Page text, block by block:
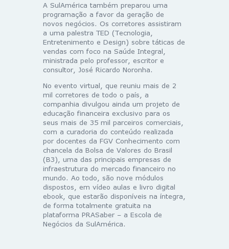
A SulAmérica também preparou uma
programação a favor da geração de
novos negócios. Os corretores assistiram
a uma palestra TED (Tecnologia,
Entretenimento e Design) sobre táticas de
vendas com foco na Saúde Integral,
ministrada pelo professor, escritor e
consultor, José Ricardo Noronha.
No evento virtual, que reuniu mais de 2
mil corretores de todo o país, a
companhia divulgou ainda um projeto de
educação financeira exclusivo para os
seus mais de 35 mil parceiros comerciais,
com a curadoria do conteúdo realizada
por docentes da FGV Conhecimento com
chancela da Bolsa de Valores do Brasil
(B3), uma das principais empresas de
infraestrutura do mercado financeiro no
mundo. Ao todo, são nove módulos
dispostos, em vídeo aulas e livro digital
ebook, que estarão disponíveis na íntegra,
de forma totalmente gratuita na
plataforma PRASaber – a Escola de
Negócios da SulAmérica.